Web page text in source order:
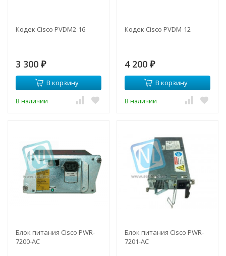
Кодек Cisco PVDM2-16
3 300 ₽
В корзину
В наличии
Кодек Cisco PVDM-12
4 200 ₽
В корзину
В наличии
Блок питания Cisco PWR-
7200-AC
Блок питания Cisco PWR-
7201-AC